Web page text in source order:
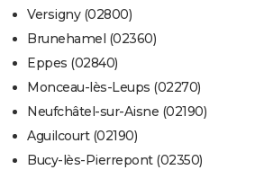
Versigny (02800)
Brunehamel (02360)
Eppes (02840)
Monceau-lès-Leups (02270)
Neufchâtel-sur-Aisne (02190)
Aguilcourt (02190)
Bucy-lès-Pierrepont (02350)